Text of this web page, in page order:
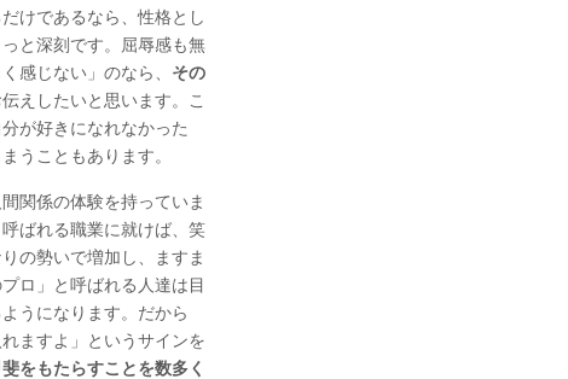
けであるなら、性格とし
と深刻です。屈辱感も無
感じない」のなら、 その
えしたいと思います。こ
が好きになれなかった
うこともあります。
関係の体験を持っていま
ばれる職業に就けば、笑
の勢いで増加し、ますま
ロ」と呼ばれる人達は目
うになります。だから
ますよ」というサインを
をもたらすことを数多く